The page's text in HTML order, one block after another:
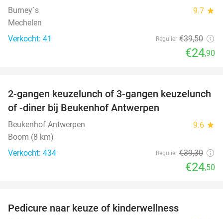
Burney´s 9.7 star
Mechelen
Verkocht: 41
Regulier €39,50
€24,90
38%
2-gangen keuzelunch of 3-gangen keuzelunch
of -diner bij Beukenhof Antwerpen
Beukenhof Antwerpen 9.6 star
Boom (8 km)
Verkocht: 434
Regulier €39,30
€24,50
Pedicure naar keuze of kinderwellness